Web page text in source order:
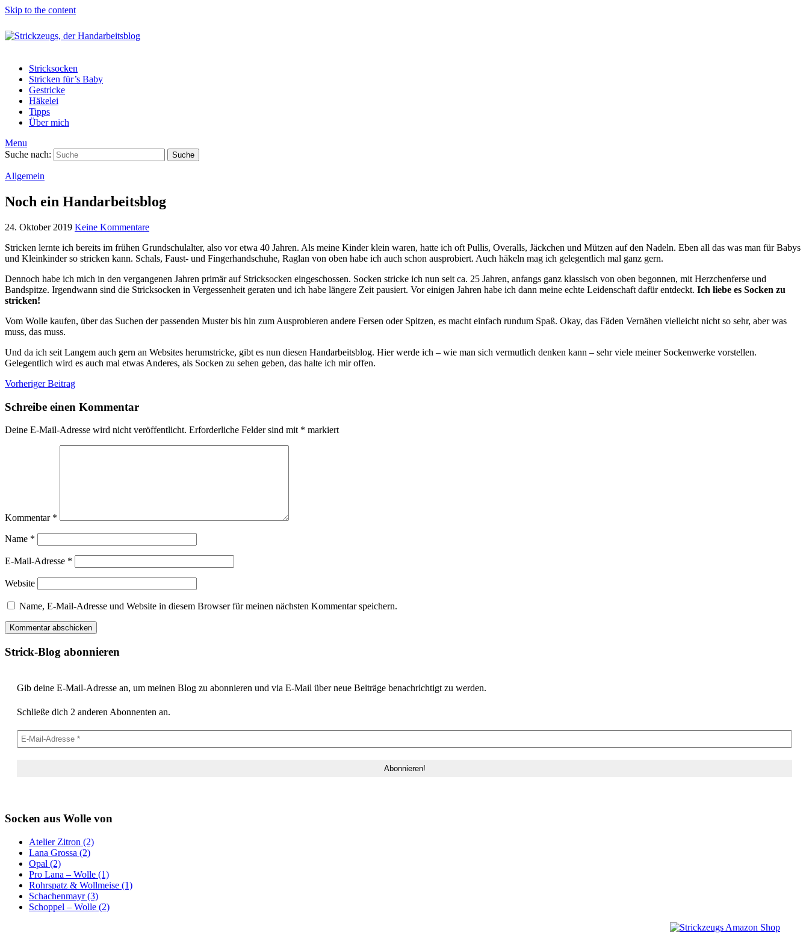
Skip to the content
Stricksocken
Stricken für’s Baby
Gestricke
Häkelei
Tipps
Über mich
Menu
Suche nach:
Suche
Allgemein
Noch ein Handarbeitsblog
24. Oktober 2019 Keine Kommentare
Stricken lernte ich bereits im frühen Grundschulalter, also vor etwa 40 Jahren. Als meine Kinder klein waren, hatte ich oft Pullis, Overalls, Jäckchen und Mützen auf den Nadeln. Eben all das was man für Babys
und Kleinkinder so stricken kann. Schals, Faust- und Fingerhandschuhe, Raglan von oben habe ich auch schon ausprobiert. Auch häkeln mag ich gelegentlich mal ganz gern.
Dennoch habe ich mich in den vergangenen Jahren primär auf Stricksocken eingeschossen. Socken stricke ich nun seit ca. 25 Jahren, anfangs ganz klassisch von oben begonnen, mit Herzchenferse und
Bandspitze. Irgendwann sind die Stricksocken in Vergessenheit geraten und ich habe längere Zeit pausiert. Vor einigen Jahren habe ich dann meine echte Leidenschaft dafür entdeckt. Ich liebe es Socken zu
stricken!
Vom Wolle kaufen, über das Suchen der passenden Muster bis hin zum Ausprobieren andere Fersen oder Spitzen, es macht einfach rundum Spaß. Okay, das Fäden Vernähen vielleicht nicht so sehr, aber was
muss, das muss.
Und da ich seit Langem auch gern an Websites herumstricke, gibt es nun diesen Handarbeitsblog. Hier werde ich – wie man sich vermutlich denken kann – sehr viele meiner Sockenwerke vorstellen.
Gelegentlich wird es auch mal etwas Anderes, als Socken zu sehen geben, das halte ich mir offen.
Vorheriger Beitrag
Schreibe einen Kommentar
Deine E-Mail-Adresse wird nicht veröffentlicht. Erforderliche Felder sind mit * markiert
Kommentar *
Name *
E-Mail-Adresse *
Website
Name, E-Mail-Adresse und Website in diesem Browser für meinen nächsten Kommentar speichern.
Strick-Blog abonnieren
Gib deine E-Mail-Adresse an, um meinen Blog zu abonnieren und via E-Mail über neue Beiträge benachrichtigt zu werden.
Schließe dich 2 anderen Abonnenten an.
Socken aus Wolle von
Atelier Zitron (2)
Lana Grossa (2)
Opal (2)
Pro Lana – Wolle (1)
Rohrspatz & Wollmeise (1)
Schachenmayr (3)
Schoppel – Wolle (2)